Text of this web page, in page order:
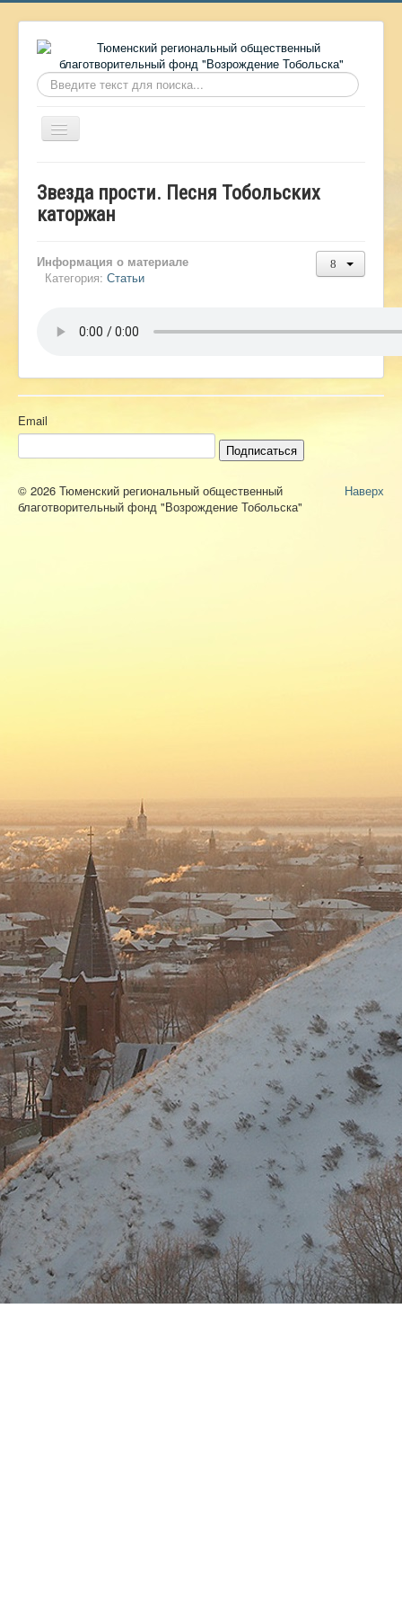
Искать...
Включить/
выключить
О фонде
Видеоматериалы
Сайт проекта Достоевский
Звезда прости. Песня Тобольских
каторжан
Информация о материале
Категория: Статьи
Email
Подписаться
Наверх
© 2026 Тюменский региональный общественный
благотворительный фонд "Возрождение Тобольска"